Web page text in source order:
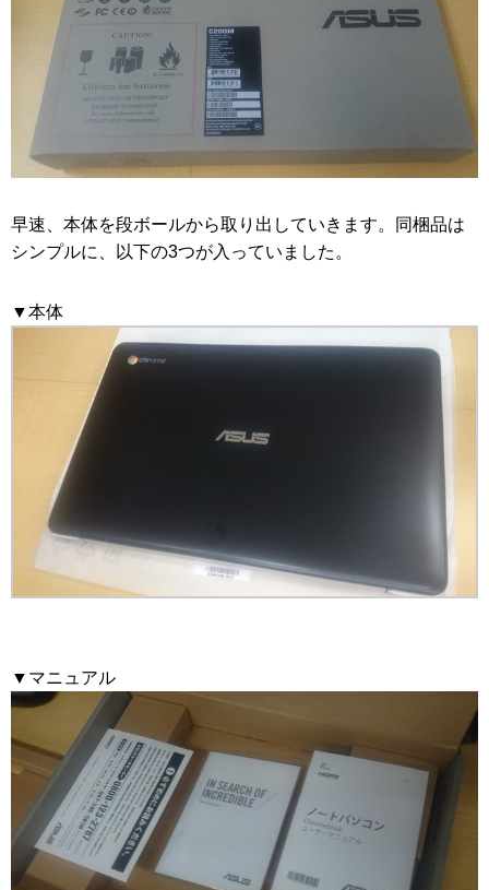
早速、本体を段ボールから取り出していきます。同梱品は
シンプルに、以下の3つが入っていました。
▼本体
▼マニュアル